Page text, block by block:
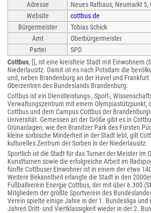
Adresse
Neues Rathaus, Neumarkt
Website
cottbus.de
Bürgermeister
Tobias Schick
Amt
Oberbürgermeister
Partei
SPD
Cottbus, [], ist eine kreisfreie Stadt mit Einwohnern
Niederlausitz. Damit ist es nach Potsdam die
und, neben Brandenburg an der Havel und Frankfurt
Oberzentren des Bundeslands Brandenburg.
Cottbus ist ein Dienstleistungs-, Sport-,
Verwaltungszentrum mit einem Olympiastützpunkt,
Cottbus und dem Campus Cottbus der
Universität. Gemessen an der Größe gibt es in
Grünanlagen, wie den Branitzer Park des Fürsten
kleine sorbische Minderheit in der Stadt lebt, gilt
kulturelles Zentrum der Sorben in der Niederlausitz.
Sportlich ist die Stadt für das Turnier der Meister im
Kunstturnen sowie die erfolgreiche Arbeit im
fünfte Cottbuser Einwohner ist in einem der etwa
Weitere Bekanntheit erlangte die Stadt in den
Fußballverein Energie Cottbus, der mit über 6.300
Mitgliedern der größte Sportverein des
Verein spielte einige Jahre in der 1. Bundesliga und
Jahren Dritt- und Viertklassigkeit wieder in der 2.